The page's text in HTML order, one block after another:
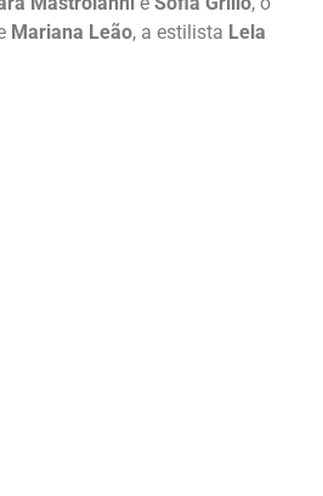
Mariana Leão, a estilista Lela